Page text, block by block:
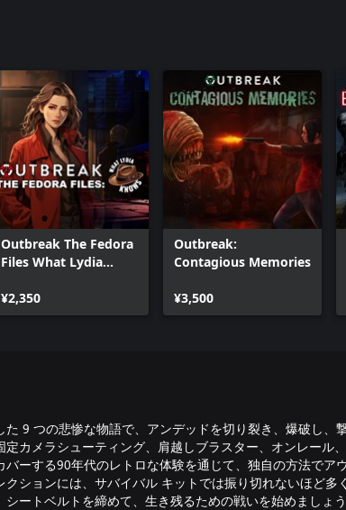
Outbreak The Fedora
Files What Lydia
¥2,350
Outbreak:
Contagious Memories
¥3,500
9 つの悲惨な物語で、アンデッドを切り裂き、爆破し、
カメラシューティング、肩越しブラスター、オンレール
ーする90年代のレトロな体験を通じて、独自の方法でア
ションには、サバイバル キットでは振り切れないほど多
ートベルトを締めて、生き残るための戦いを始めましょ